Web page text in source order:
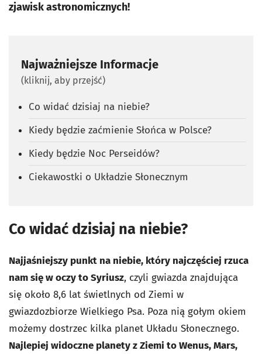
zjawisk astronomicznych!
Najważniejsze Informacje
(kliknij, aby przejść)
Co widać dzisiaj na niebie?
Kiedy będzie zaćmienie Słońca w Polsce?
Kiedy będzie Noc Perseidów?
Ciekawostki o Układzie Słonecznym
Co widać dzisiaj na niebie?
Najjaśniejszy punkt na niebie, który najczęściej rzuca
nam się w oczy to Syriusz, czyli gwiazda znajdująca
się około 8,6 lat świetlnych od Ziemi w
gwiazdozbiorze Wielkiego Psa. Poza nią gołym okiem
możemy dostrzec kilka planet Układu Słonecznego.
Najlepiej widoczne planety z Ziemi to Wenus, Mars,